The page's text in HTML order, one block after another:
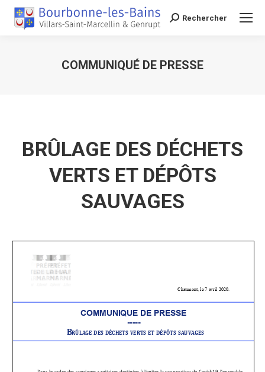
Recherche
Rechercher
COMMUNIQUÉ DE PRESSE
BRÛLAGE DES DÉCHETS
VERTS ET DÉPÔTS
SAUVAGES